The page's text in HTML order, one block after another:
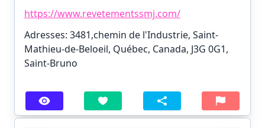
https://www.revetementssmj.com/
Adresses: 3481,chemin de l'Industrie, Saint-
Mathieu-de-Beloeil, Québec, Canada, J3G 0G1,
Saint-Bruno